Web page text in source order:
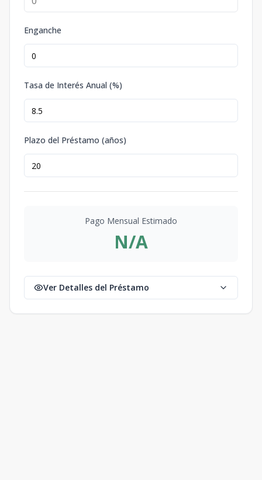
Enganche
Tasa de Interés Anual (%)
Plazo del Préstamo (años)
Pago Mensual Estimado
N/A
Ver Detalles del Préstamo